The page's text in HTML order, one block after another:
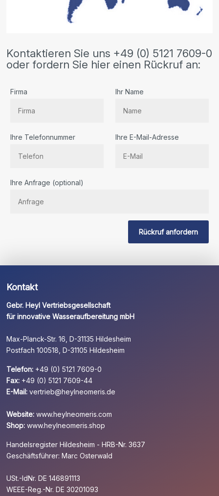
Kontaktieren Sie uns +49 (0) 5121 7609-0
oder fordern Sie hier einen Rückruf an:
Firma Ihr Name
Ihre Telefonnummer Ihre E-Mail-Adresse
Sie
Ihre Anfrage (optional)
Rückruf anfordern
Kontakt
Gebr. Heyl Vertriebsgesellschaft
für innovative Wasseraufbereitung mbH
Max-Planck-Str. 16, D-31135 Hildesheim
Postfach 100518, D-31105 Hildesheim
Telefon: +49 (0) 5121 7609-0
Fax: +49 (0) 5121 7609-44
E-Mail: vertrieb@heylneomeris.de
Website: www.heylneomeris.com
Shop: www.heylneomeris.shop
Handelsregister Hildesheim - HRB-Nr. 3637
Geschäftsführer: Marc Osterwald
USt.-IdNr. DE 146891113
WEEE-Reg.-Nr. DE 30201093